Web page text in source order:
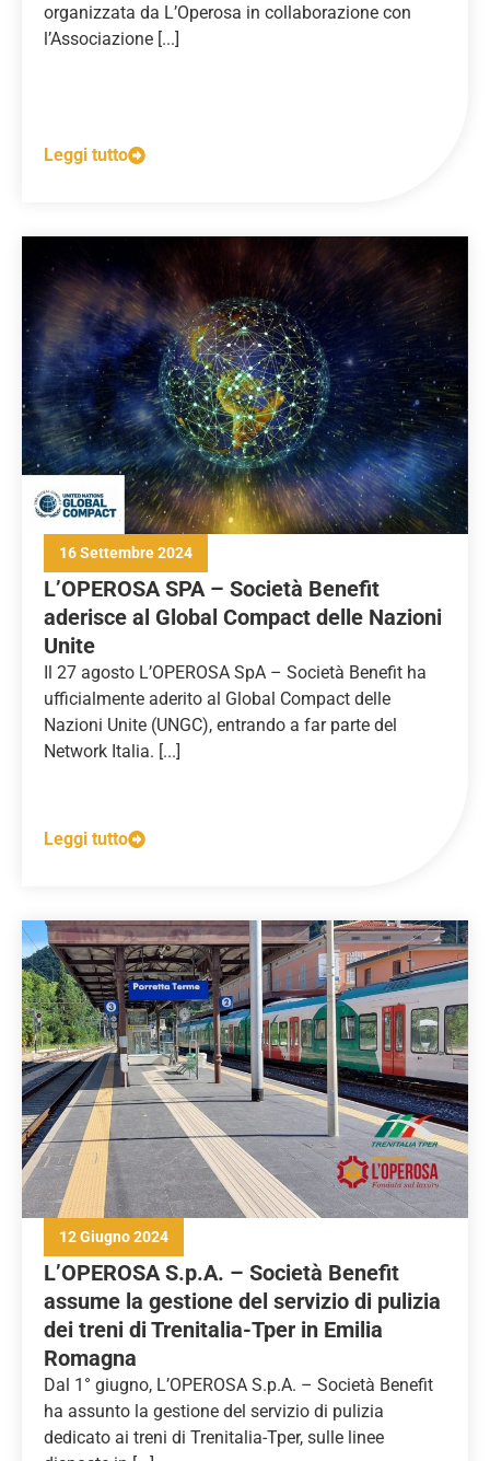
organizzata da L’Operosa in collaborazione con
l’Associazione [...]
Leggi tutto
16 Settembre 2024
L’OPEROSA SPA – Società Benefit
aderisce al Global Compact delle Nazioni
Unite
Il 27 agosto L’OPEROSA SpA – Società Benefit ha
ufficialmente aderito al Global Compact delle
Nazioni Unite (UNGC), entrando a far parte del
Network Italia. [...]
Leggi tutto
12 Giugno 2024
L’OPEROSA S.p.A. – Società Benefit
assume la gestione del servizio di pulizia
dei treni di Trenitalia-Tper in Emilia
Romagna
Dal 1° giugno, L’OPEROSA S.p.A. – Società Benefit
ha assunto la gestione del servizio di pulizia
dedicato ai treni di Trenitalia-Tper, sulle linee